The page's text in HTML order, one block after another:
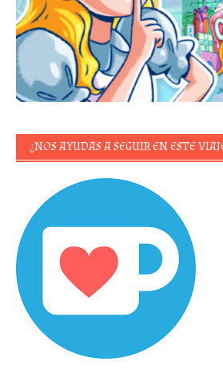
¿NOS AYUDAS A SEGUIR EN ESTE